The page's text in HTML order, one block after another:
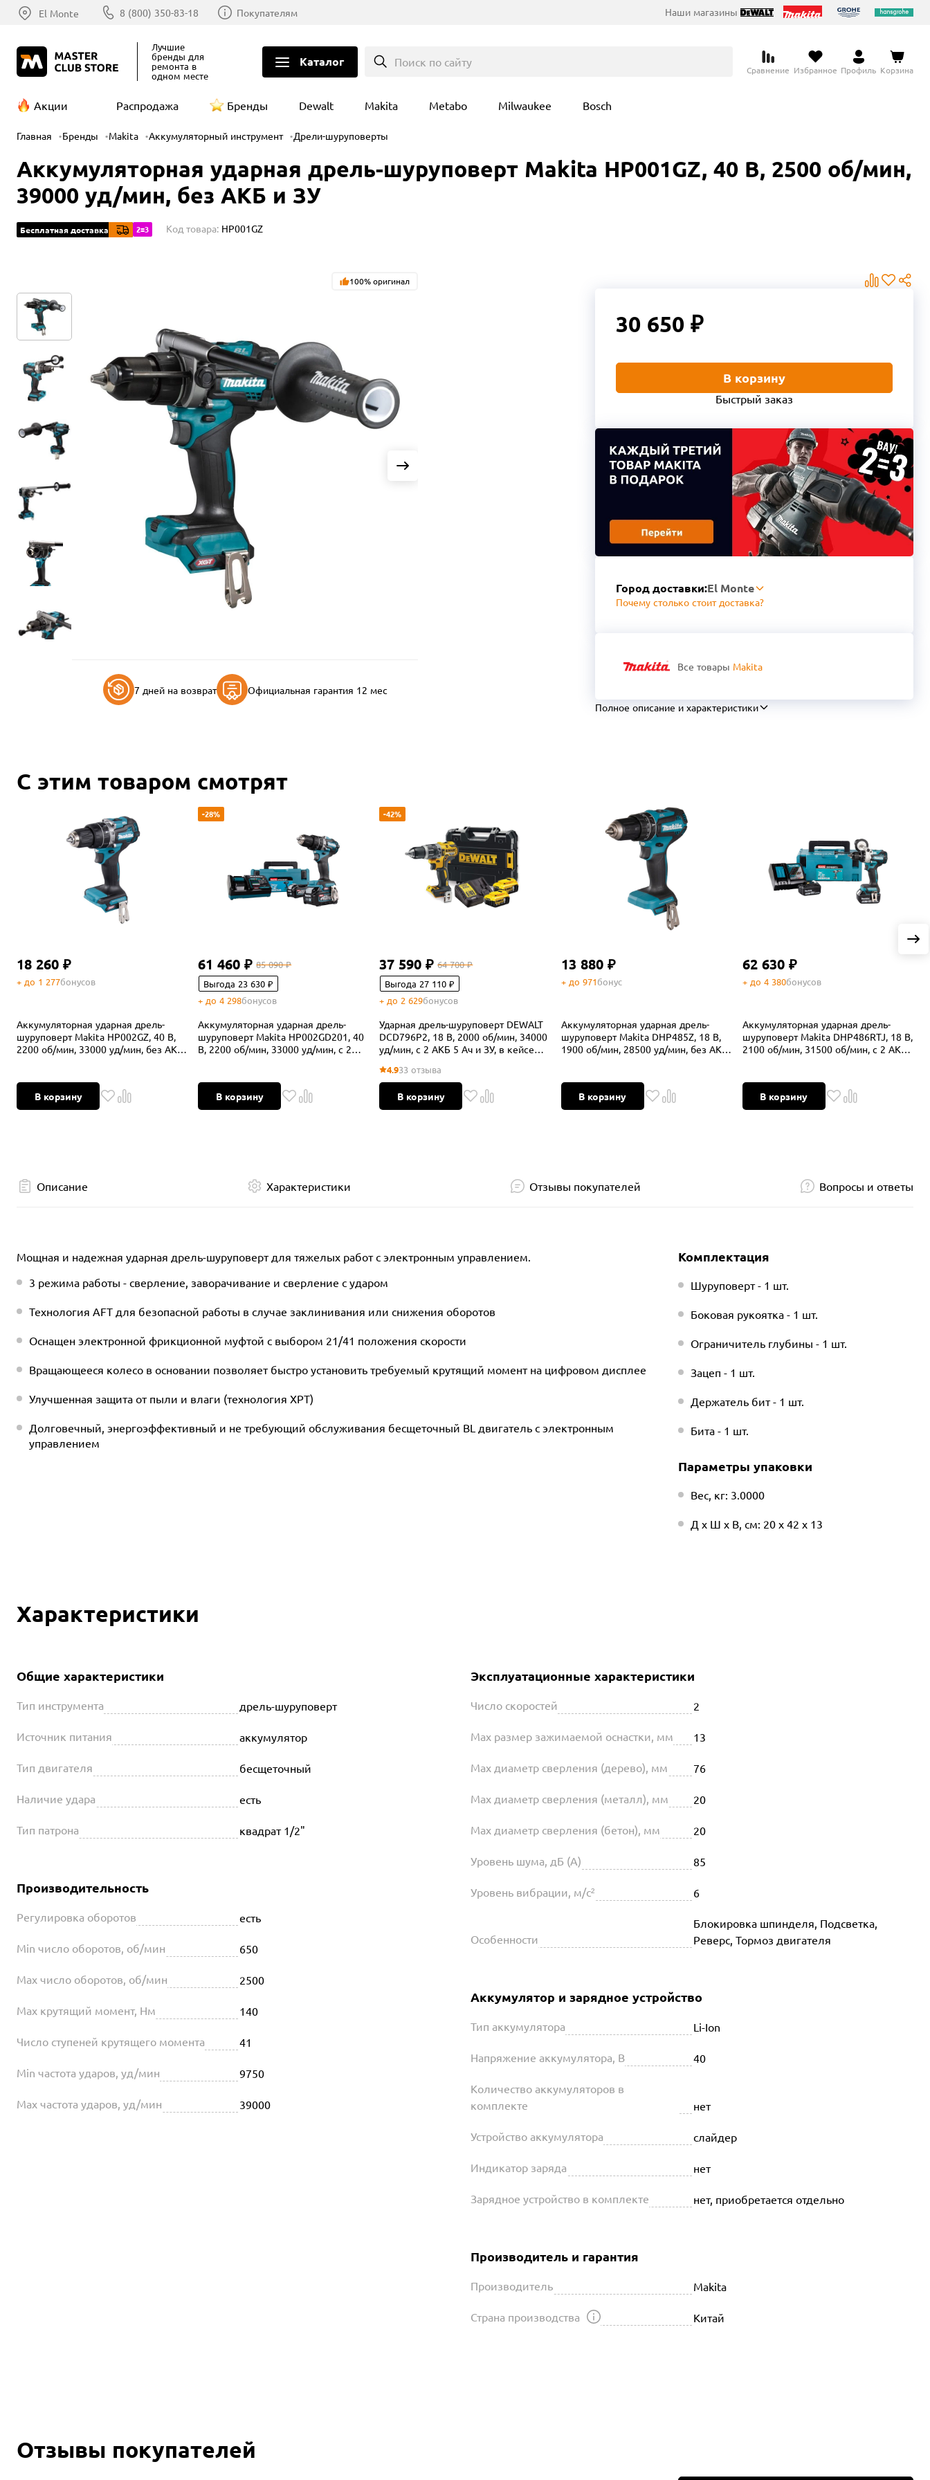
El Monte 8 (800) 350-83-18 Покупателям Наши магазины
Лучшие
бренды для
ремонта в
одном месте
Каталог Поиск по сайту
Сравнение Избранное Профиль Корзина
Акции Распродажа Бренды Dewalt Makita Metabo Milwaukee Bosch
Главная Бренды Makita Аккумуляторный инструмент Дрели-шуруповерты
Аккумуляторная ударная дрель-шуруповерт Makita HP001GZ, 40 В, 2500 об/мин,
39000 уд/мин, без АКБ и ЗУ
Бесплатная доставка 2=3 Код товара: HP001GZ
100% оригинал
7 дней на возврат Официальная гарантия 12 мес
30 650 ₽
В корзину
Быстрый заказ
Город доставки:El Monte
Почему столько стоит доставка?
Все товары Makita
Полное описание и характеристики
С этим товаром смотрят
18 260 ₽
+ до 1 277бонусов
Аккумуляторная ударная дрель-
шуруповерт Makita HP002GZ, 40 В,
2200 об/мин, 33000 уд/мин, без АКБ
В корзину
-28%
61 460 ₽ 85 090 ₽
Выгода 23 630 ₽
+ до 4 298бонусов
Аккумуляторная ударная дрель-
шуруповерт Makita HP002GD201, 40
В, 2200 об/мин, 33000 уд/мин, с 2
В корзину
-42%
37 590 ₽ 64 700 ₽
Выгода 27 110 ₽
+ до 2 629бонусов
Ударная дрель-шуруповерт DEWALT
DCD796P2, 18 В, 2000 об/мин, 34000
уд/мин, с 2 АКБ 5 Ач и ЗУ, в кейсе
4.933 отзыва
В корзину
13 880 ₽
+ до 971бонус
Аккумуляторная ударная дрель-
шуруповерт Makita DHP485Z, 18 В,
1900 об/мин, 28500 уд/мин, без АКБ
В корзину
62 630 ₽
+ до 4 380бонусов
Аккумуляторная ударная дрель-
шуруповерт Makita DHP486RTJ, 18 В,
2100 об/мин, 31500 об/мин, с 2 АКБ
В корзину
Описание Характеристики Отзывы покупателей Вопросы и ответы
Мощная и надежная ударная дрель-шуруповерт для тяжелых работ с электронным управлением.
3 режима работы - сверление, заворачивание и сверление с ударом
Технология AFT для безопасной работы в случае заклинивания или снижения оборотов
Оснащен электронной фрикционной муфтой с выбором 21/41 положения скорости
Вращающееся колесо в основании позволяет быстро установить требуемый крутящий момент на цифровом дисплее
Улучшенная защита от пыли и влаги (технология XPT)
Долговечный, энергоэффективный и не требующий обслуживания бесщеточный BL двигатель с электронным
управлением
Комплектация
Шуруповерт - 1 шт.
Боковая рукоятка - 1 шт.
Ограничитель глубины - 1 шт.
Зацеп - 1 шт.
Держатель бит - 1 шт.
Бита - 1 шт.
Параметры упаковки
Вес, кг: 3.0000
Д х Ш х В, см: 20 х 42 х 13
Характеристики
Общие характеристики
Тип инструмента дрель-шуруповерт
Источник питания аккумулятор
Тип двигателя бесщеточный
Наличие удара есть
Тип патрона квадрат 1/2"
Производительность
Регулировка оборотов есть
Min число оборотов, об/мин 650
Max число оборотов, об/мин 2500
Max крутящий момент, Нм 140
Число ступеней крутящего момента 41
Min частота ударов, уд/мин 9750
Max частота ударов, уд/мин 39000
Эксплуатационные характеристики
Число скоростей 2
Max размер зажимаемой оснастки, мм 13
Max диаметр сверления (дерево), мм 76
Max диаметр сверления (металл), мм 20
Max диаметр сверления (бетон), мм 20
Уровень шума, дБ (А) 85
Уровень вибрации, м/с² 6
Особенности
Блокировка шпинделя, Подсветка,
Реверс, Тормоз двигателя
Аккумулятор и зарядное устройство
Тип аккумулятора Li-Ion
Напряжение аккумулятора, В 40
Количество аккумуляторов в
комплекте
нет
Устройство аккумулятора слайдер
Индикатор заряда нет
Зарядное устройство в комплекте нет, приобретается отдельно
Производитель и гарантия
Производитель Makita
Страна производства Китай
Отзывы покупателей